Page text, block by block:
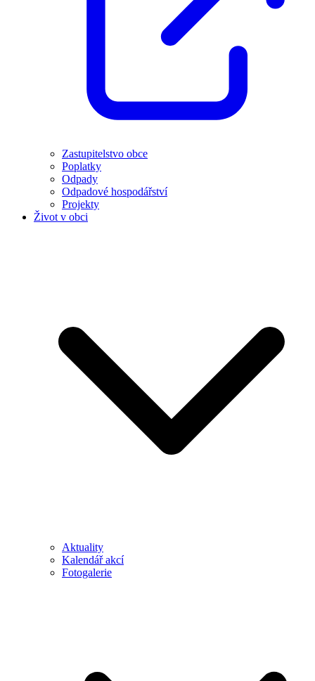
Zastupitelstvo obce
Poplatky
Odpady
Odpadové hospodářství
Projekty
Život v obci
Aktuality
Kalendář akcí
Fotogalerie